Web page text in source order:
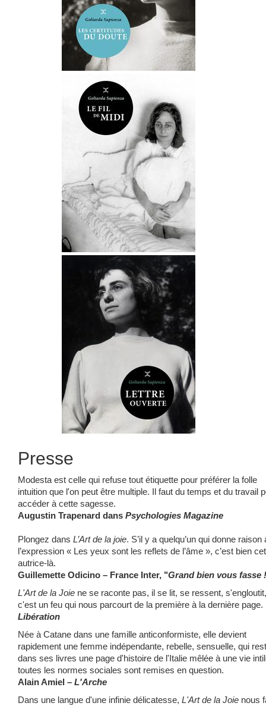
Presse
Modesta est celle qui refuse tout étiquette pour préférer la folle
intuition que l'on peut être multiple. Il faut du temps et du travail
accéder à cette sagesse.
Augustin Trapenard dans Psychologies Magazine
Plongez dans L’Art de la joie. S’il y a quelqu’un qui donne raison
l’expression « Les yeux sont les reflets de l’âme », c’est bien
autrice-là.
Guillemette Odicino – France Inter, "Grand bien vous fasse
L'Art de la Joie ne se raconte pas, il se lit, se ressent, s'engloutit,
c'est un feu qui nous parcourt de la première à la dernière page.
Libération
Née à Catane dans une famille anticonformiste, elle devient
rapidement une femme indépendante, rebelle, sensuelle, qui
dans ses livres une page d'histoire de l'Italie mêlée à une vie
toutes les normes sociales sont remises en question.
Alain Amiel – L'Arche
Dans une langue d'une infinie délicatesse, L'Art de la Joie nous